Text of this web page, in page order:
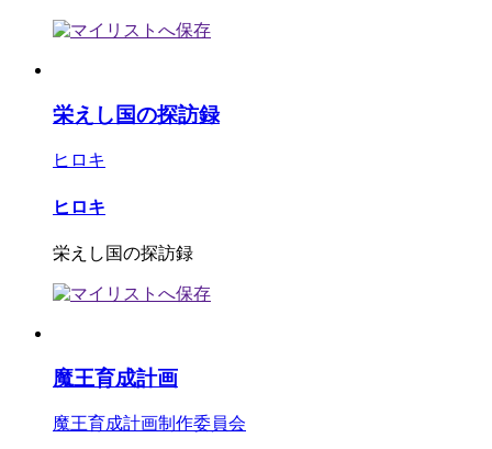
栄えし国の探訪録
ヒロキ
ヒロキ
栄えし国の探訪録
魔王育成計画
魔王育成計画制作委員会